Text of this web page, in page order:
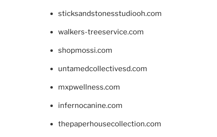
sticksandstonesstudiooh.com
walkers-treeservice.com
shopmossi.com
untamedcollectivesd.com
mxpwellness.com
infernocanine.com
thepaperhousecollection.com